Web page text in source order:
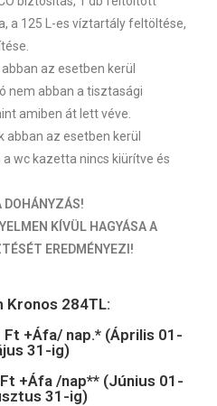
a 125 L-es víztartály feltöltése,
az esetben kerül
nem abban a tisztasági
amiben át lett véve.
abban az esetben kerül
wc kazetta nincs kiürítve és
DOHÁNYZÁS!
KÍVÜL HAGYÁSA A
EREDMÉNYEZI!
Kronos 284TL:
Ft +Áfa/ nap.* (Április 01-
31-ig)
+Áfa /nap** (Június 01-
31-ig)